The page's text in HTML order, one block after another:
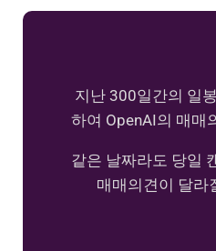
지난 300일간의 일
하여 OpenAI의 매매
같은 날짜라도 당일
매매의견이 달라